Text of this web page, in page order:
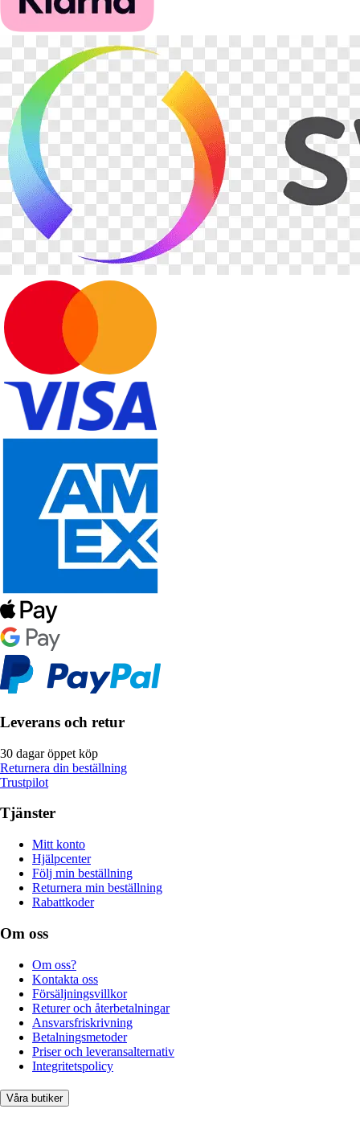
Leverans och retur
30 dagar öppet köp
Returnera din beställning
Trustpilot
Tjänster
Mitt konto
Hjälpcenter
Följ min beställning
Returnera min beställning
Rabattkoder
Om oss
Om oss?
Kontakta oss
Försäljningsvillkor
Returer och återbetalningar
Ansvarsfriskrivning
Betalningsmetoder
Priser och leveransalternativ
Integritetspolicy
Våra butiker